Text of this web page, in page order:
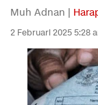
Muh Adnan |
2 Februari 2025 5:28